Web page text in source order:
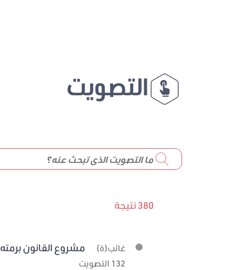
التصويت
380 نتيجة
غائب(ة) مشروع القانون برمته
132 التصويت